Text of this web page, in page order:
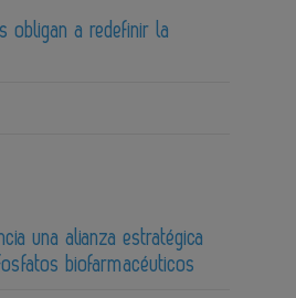
obligan a redefinir la
una alianza estratégica
biofarmacéuticos